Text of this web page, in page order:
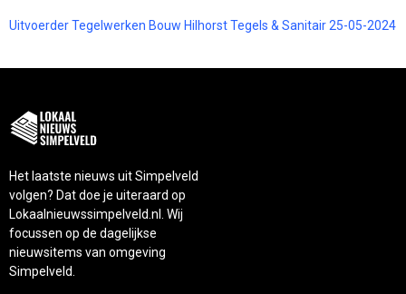
Uitvoerder Tegelwerken Bouw Hilhorst Tegels & Sanitair 25-05-2024
Het laatste nieuws uit Simpelveld
volgen? Dat doe je uiteraard op
Lokaalnieuwssimpelveld.nl. Wij
focussen op de dagelijkse
nieuwsitems van omgeving
Simpelveld.